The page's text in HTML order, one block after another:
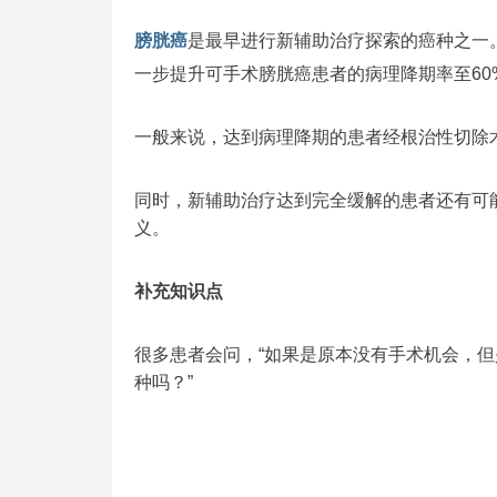
膀胱癌是最早进行新辅助治疗探索的癌种之
一步提升可手术膀胱癌患者的病理降期率至
一般来说，达到病理降期的患者经根治性切除
同时，新辅助治疗达到完全缓解的患者还有
义。
补充知识点
很多患者会问，“如果是原本没有手术机会，
种吗？”